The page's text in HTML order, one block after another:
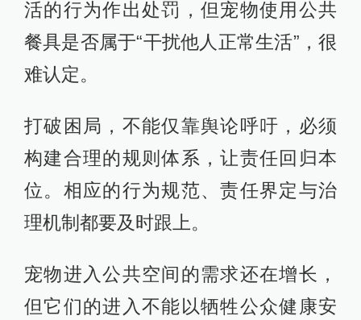
活的行为作出处罚，但宠物使用公共
餐具是否属于“干扰他人正常生活”，很
难认定。
打破困局，不能仅靠舆论呼吁，必须
构建合理的规则体系，让责任回归本
位。相应的行为规范、责任界定与治
理机制都要及时跟上。
宠物进入公共空间的需求还在增长，
但它们的进入不能以牺牲公众健康安